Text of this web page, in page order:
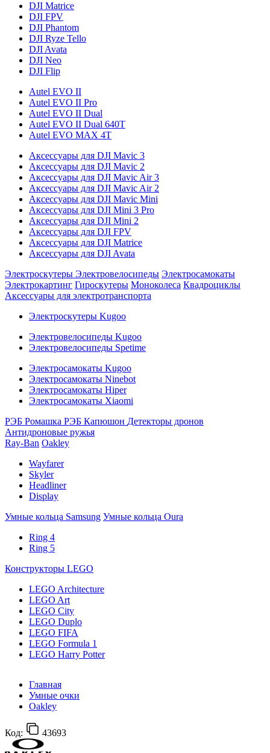
DJI Matrice
DJI FPV
DJI Phantom
DJI Ryze Tello
DJI Avata
DJI Neo
DJI Flip
Autel EVO II
Autel EVO II Pro
Autel EVO II Dual
Autel EVO II Dual 640T
Autel EVO MAX 4T
Аксессуары для DJI Mavic 3
Аксессуары для DJI Mavic 2
Аксессуары для DJI Mavic Air 3
Аксессуары для DJI Mavic Air 2
Аксессуары для DJI Mavic Mini
Аксессуары для DJI Mini 3 Pro
Аксессуары для DJI Mini 2
Аксессуары для DJI FPV
Аксессуары для DJI Matrice
Аксессуары для DJI Avata
Электроскутеры Электровелосипеды Электросамокаты
Электрокартинг Гироскутеры Моноколеса Квадроциклы
Аксессуары для электротранспорта
Электроскутеры Kugoo
Электровелосипеды Kugoo
Электровелосипеды Spetime
Электросамокаты Kugoo
Электросамокаты Ninebot
Электросамокаты Hiper
Электросамокаты Xiaomi
РЭБ Ромашка РЭБ Капюшон Детекторы дронов
Антидроновые ружья
Ray-Ban Oakley
Wayfarer
Skyler
Headliner
Display
Умные кольца Samsung Умные кольца Oura
Ring 4
Ring 5
Конструкторы LEGO
LEGO Architecture
LEGO Art
LEGO City
LEGO Duplo
LEGO FIFA
LEGO Formula 1
LEGO Harry Potter
Главная
Умные очки
Oakley
Код: 43693